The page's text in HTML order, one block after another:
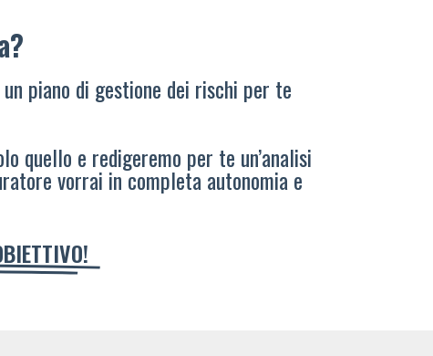
piano di gestione dei rischi per te
quello e redigeremo per te un’analisi
vorrai in completa autonomia e